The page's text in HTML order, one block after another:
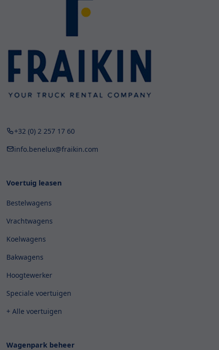
+32 (0) 2 257 17 60
info.benelux@fraikin.com
Voertuig leasen
Bestelwagens
Vrachtwagens
Koelwagens
Bakwagens
Hoogtewerker
Speciale voertuigen
+ Alle voertuigen
Wagenpark beheer